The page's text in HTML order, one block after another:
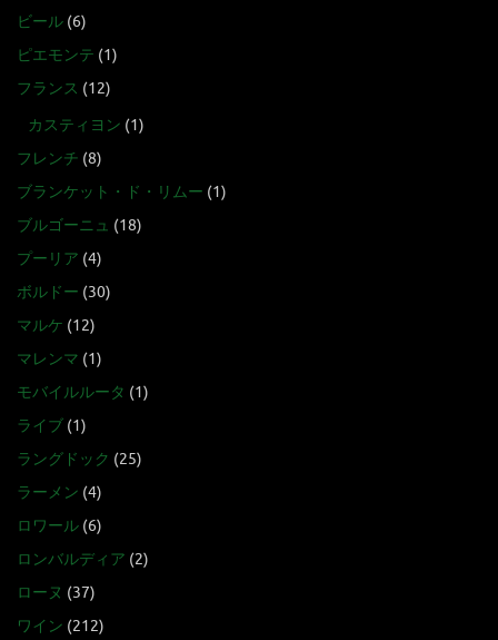
ビール (6)
ピエモンテ (1)
フランス (12)
カスティヨン (1)
フレンチ (8)
ブランケット・ド・リムー (1)
ブルゴーニュ (18)
プーリア (4)
ボルドー (30)
マルケ (12)
マレンマ (1)
モバイルルータ (1)
ライブ (1)
ラングドック (25)
ラーメン (4)
ロワール (6)
ロンバルディア (2)
ローヌ (37)
ワイン (212)